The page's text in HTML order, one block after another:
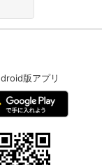
版アプリ